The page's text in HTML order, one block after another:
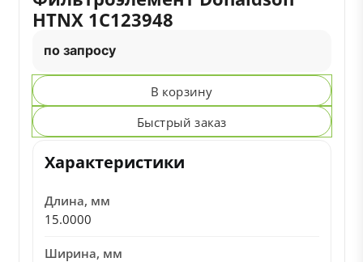
HTNX 1C123948
по запросу
В корзину
Быстрый заказ
Характеристики
Длина, мм
15.0000
Ширина, мм